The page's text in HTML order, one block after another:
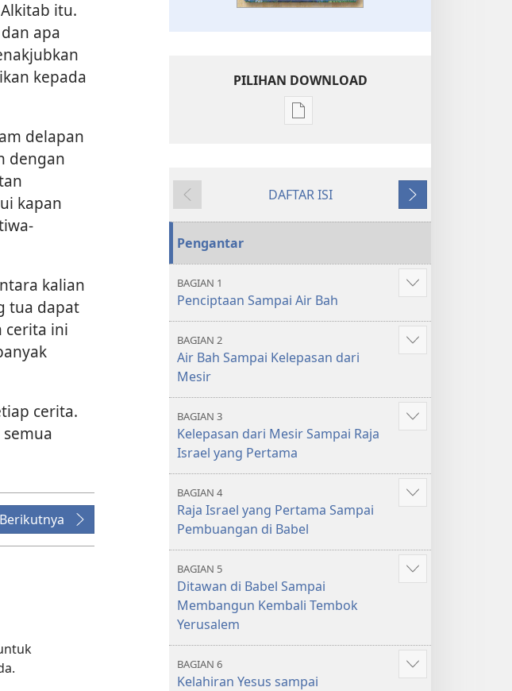
itu.
apa
kepada
delapan
dengan
kapan
kalian
tua dapat
cerita ini
cerita.
Berikutnya
PILIHAN DOWNLOAD
Pilihan
Cerita
Sebelumnya
DAFTAR ISI
Berikutnya
Pengantar
BAGIAN 1
Penciptaan Sampai Air Bah
Tampilkan
banyak
BAGIAN 2
Air Bah Sampai Kelepasan dari
Mesir
Tampilkan
BAGIAN 3
Kelepasan dari Mesir Sampai Raja
Israel yang Pertama
Tampilkan
BAGIAN 4
Raja Israel yang Pertama Sampai
Pembuangan di Babel
Tampilkan
BAGIAN 5
Ditawan di Babel Sampai
Membangun Kembali Tembok
Yerusalem
Tampilkan
BAGIAN 6
Kelahiran Yesus sampai
Tampilkan